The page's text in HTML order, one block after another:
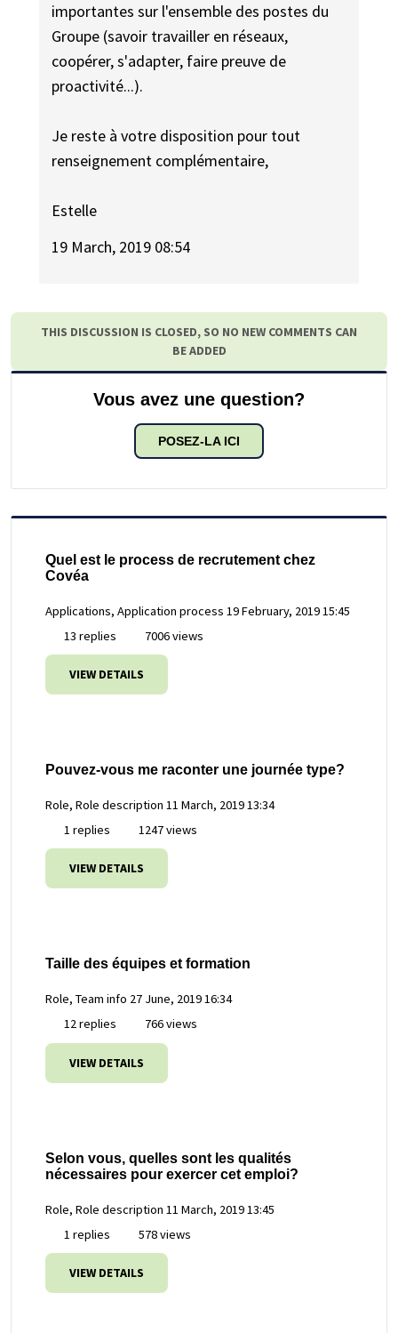
importantes sur l'ensemble des postes du
Groupe (savoir travailler en réseaux,
coopérer, s'adapter, faire preuve de
proactivité...).
Je reste à votre disposition pour tout
renseignement complémentaire,
Estelle
19 March, 2019 08:54
THIS DISCUSSION IS CLOSED, SO NO NEW COMMENTS CAN
BE ADDED
Vous avez une question?
POSEZ-LA ICI
Quel est le process de recrutement chez
Covéa
Applications, Application process 19 February, 2019 15:45
13 replies
7006 views
VIEW DETAILS
Pouvez-vous me raconter une journée type?
Role, Role description 11 March, 2019 13:34
1 replies
1247 views
VIEW DETAILS
Taille des équipes et formation
Role, Team info 27 June, 2019 16:34
12 replies
766 views
VIEW DETAILS
Selon vous, quelles sont les qualités
nécessaires pour exercer cet emploi?
Role, Role description 11 March, 2019 13:45
1 replies
578 views
VIEW DETAILS